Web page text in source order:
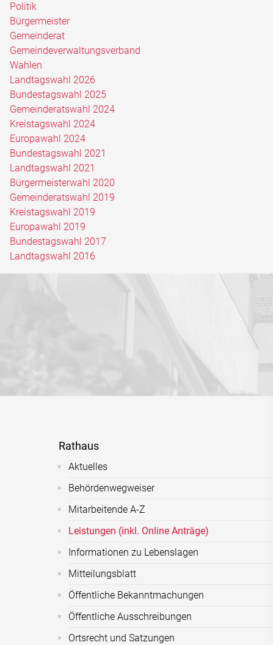
Politik
Bürgermeister
Gemeinderat
Gemeindeverwaltungsverband
Wahlen
Landtagswahl 2026
Bundestagswahl 2025
Gemeinderatswahl 2024
Kreistagswahl 2024
Europawahl 2024
Bundestagswahl 2021
Landtagswahl 2021
Bürgermeisterwahl 2020
Gemeinderatswahl 2019
Kreistagswahl 2019
Europawahl 2019
Bundestagswahl 2017
Landtagswahl 2016
Rathaus
Aktuelles
Behördenwegweiser
Mitarbeitende A-Z
Leistungen (inkl. Online Anträge)
Informationen zu Lebenslagen
Mitteilungsblatt
Öffentliche Bekanntmachungen
Öffentliche Ausschreibungen
Ortsrecht und Satzungen